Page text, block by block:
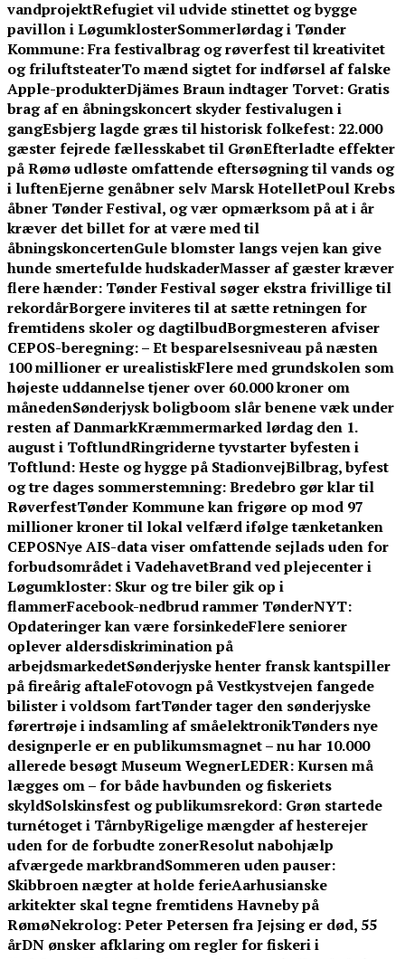
vandprojektRefugiet vil udvide stinettet og bygge
pavillon i LøgumklosterSommerlørdag i Tønder
Kommune: Fra festivalbrag og røverfest til kreativitet
og friluftsteaterTo mænd sigtet for indførsel af falske
Apple-produkterDjämes Braun indtager Torvet: Gratis
brag af en åbningskoncert skyder festivalugen i
gangEsbjerg lagde græs til historisk folkefest: 22.000
gæster fejrede fællesskabet til GrønEfterladte effekter
på Rømø udløste omfattende eftersøgning til vands og
i luftenEjerne genåbner selv Marsk HotelletPoul Krebs
åbner Tønder Festival, og vær opmærksom på at i år
kræver det billet for at være med til
åbningskoncertenGule blomster langs vejen kan give
hunde smertefulde hudskaderMasser af gæster kræver
flere hænder: Tønder Festival søger ekstra frivillige til
rekordårBorgere inviteres til at sætte retningen for
fremtidens skoler og dagtilbudBorgmesteren afviser
CEPOS-beregning: – Et besparelsesniveau på næsten
100 millioner er urealistiskFlere med grundskolen som
højeste uddannelse tjener over 60.000 kroner om
månedenSønderjysk boligboom slår benene væk under
resten af DanmarkKræmmermarked lørdag den 1.
august i ToftlundRingriderne tyvstarter byfesten i
Toftlund: Heste og hygge på StadionvejBilbrag, byfest
og tre dages sommerstemning: Bredebro gør klar til
RøverfestTønder Kommune kan frigøre op mod 97
millioner kroner til lokal velfærd ifølge tænketanken
CEPOSNye AIS-data viser omfattende sejlads uden for
forbudsområdet i VadehavetBrand ved plejecenter i
Løgumkloster: Skur og tre biler gik op i
flammerFacebook-nedbrud rammer TønderNYT:
Opdateringer kan være forsinkedeFlere seniorer
oplever aldersdiskrimination på
arbejdsmarkedetSønderjyske henter fransk kantspiller
på fireårig aftaleFotovogn på Vestkystvejen fangede
bilister i voldsom fartTønder tager den sønderjyske
førertrøje i indsamling af småelektronikTønders nye
designperle er en publikumsmagnet – nu har 10.000
allerede besøgt Museum WegnerLEDER: Kursen må
lægges om – for både havbunden og fiskeriets
skyldSolskinsfest og publikumsrekord: Grøn startede
turnétoget i TårnbyRigelige mængder af hesterejer
uden for de forbudte zonerResolut nabohjælp
afværgede markbrandSommeren uden pauser:
Skibbroen nægter at holde ferieAarhusianske
arkitekter skal tegne fremtidens Havneby på
RømøNekrolog: Peter Petersen fra Jejsing er død, 55
årDN ønsker afklaring om regler for fiskeri i